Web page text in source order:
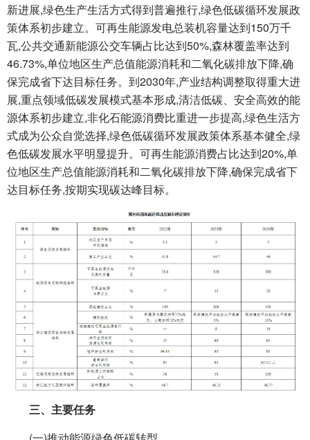
新进展,绿色生产生活方式得到普遍推行,绿色低碳循环发展政
策体系初步建立。可再生能源发电总装机容量达到150万千
瓦,公共交通新能源公交车辆占比达到50%,森林覆盖率达到
46.73%,单位地区生产总值能源消耗和二氧化碳排放下降,确
保完成省下达目标任务。到2030年,产业结构调整取得重大进
展,重点领域低碳发展模式基本形成,清洁低碳、安全高效的能
源体系初步建立,非化石能源消费比重进一步提高,绿色生活方
式成为公众自觉选择,绿色低碳循环发展政策体系基本健全,绿
色低碳发展水平明显提升。可再生能源消费占比达到20%,单
位地区生产总值能源消耗和二氧化碳排放下降,确保完成省下
达目标任务,按期实现碳达峰目标。
三、主要任务